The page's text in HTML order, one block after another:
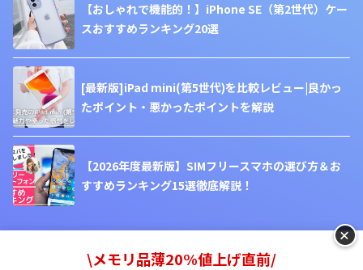
【おしゃれで機能的！】iPhone SE（第2世代）ケー
スおすすめランキング20選
[最新版]iPad mini(第5世代)を比較レビュー|良かっ
たポイント・悪かったポイントを解説
【2026年度最新版】SIMフリースマホの選び方＆お
すすめランキング15選徹底解説！
+
\メモリ品薄20%値上げ直前/